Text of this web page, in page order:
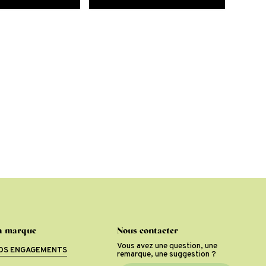
marque
ENGAGEMENTS
Nous contacter
Vous avez une question, une
remarque, une suggestion ?